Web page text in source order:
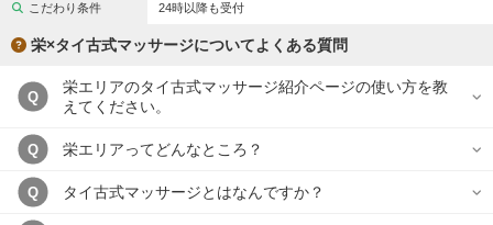
こだわり条件 24時以降も受付
栄×タイ古式マッサージについてよくある質問
Q
栄エリアのタイ古式マッサージ紹介ページの使い方を教
えてください。
Q 栄エリアってどんなところ？
Q タイ古式マッサージとはなんですか？